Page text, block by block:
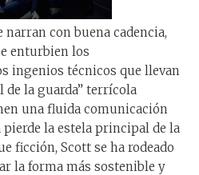
narran con buena cadencia,
enturbien los
ingenios técnicos que llevan
de la guarda” terrícola
una fluida comunicación
la estela principal de la
ficción, Scott se ha rodeado
la forma más sostenible y